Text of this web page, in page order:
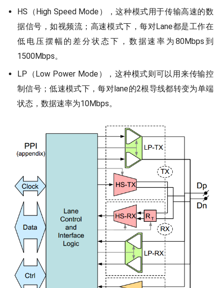
HS（High Speed Mode），这种模式用于传输高速的数
据信号，如视频流；高速模式下，每对Lane都是工作在
低电压摆幅的差分状态下，数据速率为80Mbps到
1500Mbps。
LP（Low Power Mode），这种模式则可以用来传输控
制信号；低速模式下，每对lane的2根导线都转变为单端
状态，数据速率为10Mbps。